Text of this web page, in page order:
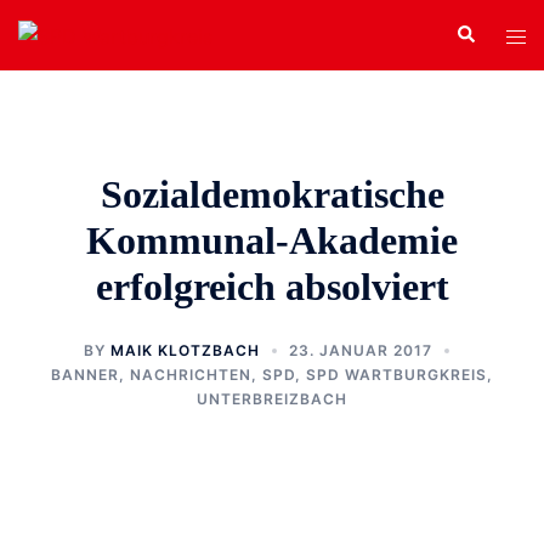
Zum
Inhalt
springen
Search
Sozialdemokratische
Kommunal-Akademie
erfolgreich absolviert
BY MAIK KLOTZBACH
23. JANUAR 2017
BANNER
NACHRICHTEN SPD SPD WARTBURGKREIS
UNTERBREIZBACH